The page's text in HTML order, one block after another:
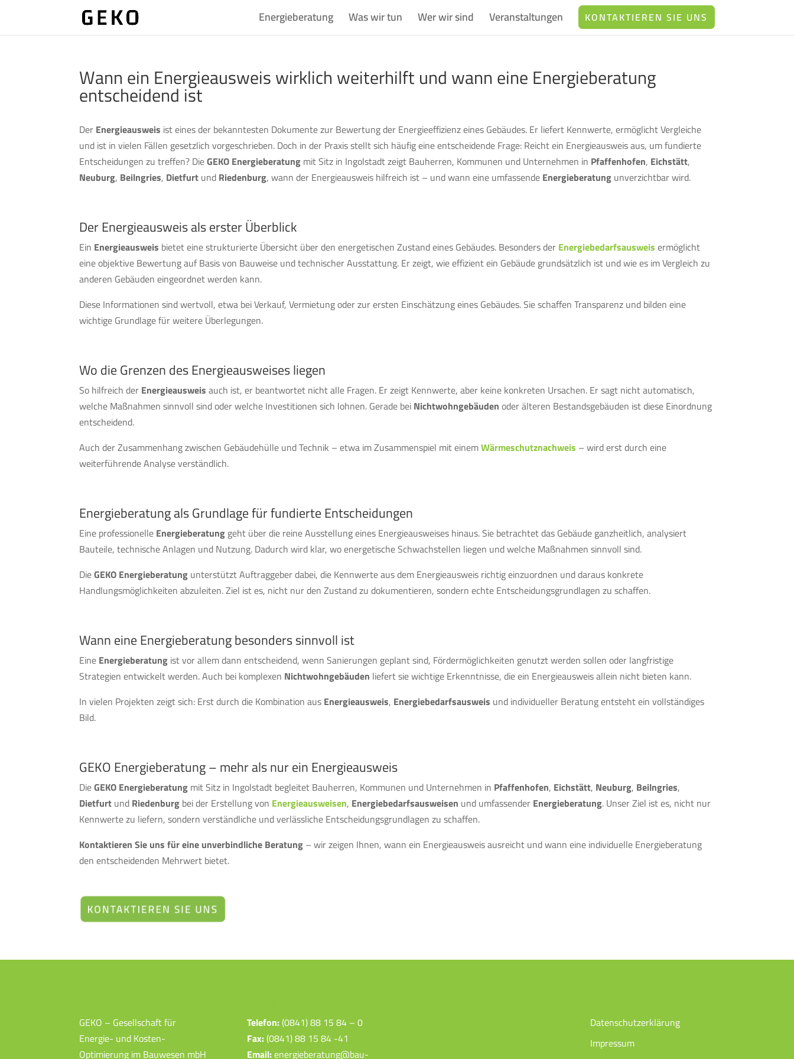
Energieberatung Was wir tun Wer wir sind Veranstaltungen KONTAKTIEREN SIE UNS
Wann ein Energieausweis wirklich weiterhilft und wann eine Energieberatung
entscheidend ist
DerEnergieausweis ist eines der bekanntesten Dokumente zur Bewertung der Energieeffizienz eines Gebäudes. Er liefert Kennwerte, ermöglicht Vergleiche
und ist in vielen Fällen gesetzlich vorgeschrieben. Doch in der Praxis stellt sich häufig eine entscheidende Frage: Reicht ein Energieausweis aus, um fundierte
Entscheidungen zu treffen? DieGEKO Energieberatungmit Sitz in Ingolstadt zeigt Bauherren, Kommunen und Unternehmen in Pfaffenhofen, Eichstätt,
Neuburg, Beilngries, DietfurtundRiedenburg, wann der Energieausweis hilfreich ist – und wann eine umfassendeEnergieberatungunverzichtbar wird.
Der Energieausweis als erster Überblick
Ein Energieausweis bietet eine strukturierte Übersicht über den energetischen Zustand eines Gebäudes. Besonders derEnergiebedarfsausweisermöglicht
eine objektive Bewertung auf Basis von Bauweise und technischer Ausstattung. Er zeigt, wie effizient ein Gebäude grundsätzlich ist und wie es im Vergleich zu
anderen Gebäuden eingeordnet werden kann.
Diese Informationen sind wertvoll, etwa bei Verkauf, Vermietung oder zur ersten Einschätzung eines Gebäudes. Sie schaffen Transparenz und bilden eine
wichtige Grundlage für weitere Überlegungen.
Wo die Grenzen des Energieausweises liegen
So hilfreich derEnergieausweisauch ist, er beantwortet nicht alle Fragen. Er zeigt Kennwerte, aber keine konkreten Ursachen. Er sagt nicht automatisch,
welche Maßnahmen sinnvoll sind oder welche Investitionen sich lohnen. Gerade beiNichtwohngebäudenoder älteren Bestandsgebäuden ist diese Einordnung
entscheidend.
Auch der Zusammenhang zwischen Gebäudehülle und Technik – etwa im Zusammenspiel mit einemWärmeschutznachweis – wird erst durch eine
weiterführende Analyse verständlich.
Energieberatung als Grundlage für fundierte Entscheidungen
Eine professionelleEnergieberatunggeht über die reine Ausstellung eines Energieausweises hinaus. Sie betrachtet das Gebäude ganzheitlich, analysiert
Bauteile, technische Anlagen und Nutzung. Dadurch wird klar, wo energetische Schwachstellen liegen und welche Maßnahmen sinnvoll sind.
DieGEKO Energieberatungunterstützt Auftraggeber dabei, die Kennwerte aus dem Energieausweis richtig einzuordnen und daraus konkrete
Handlungsmöglichkeiten abzuleiten. Ziel ist es, nicht nur den Zustand zu dokumentieren, sondern echte Entscheidungsgrundlagen zu schaffen.
Wann eine Energieberatung besonders sinnvoll ist
EineEnergieberatungist vor allem dann entscheidend, wenn Sanierungen geplant sind, Fördermöglichkeiten genutzt werden sollen oder langfristige
Strategien entwickelt werden. Auch bei komplexen Nichtwohngebäuden liefert sie wichtige Erkenntnisse, die ein Energieausweis allein nicht bieten kann.
In vielen Projekten zeigt sich: Erst durch die Kombination ausEnergieausweis, Energiebedarfsausweis und individueller Beratung entsteht ein vollständiges
Bild.
GEKO Energieberatung – mehr als nur ein Energieausweis
DieGEKO Energieberatungmit Sitz in Ingolstadt begleitet Bauherren, Kommunen und Unternehmen in Pfaffenhofen, Eichstätt, Neuburg, Beilngries,
DietfurtundRiedenburgbei der Erstellung von Energieausweisen, Energiebedarfsausweisen und umfassenderEnergieberatung. Unser Ziel ist es, nicht nur
Kennwerte zu liefern, sondern verständliche und verlässliche Entscheidungsgrundlagen zu schaffen.
Kontaktieren Sie uns für eine unverbindliche Beratung– wir zeigen Ihnen, wann ein Energieausweis ausreicht und wann eine individuelle Energieberatung
den entscheidenden Mehrwert bietet.
GEKO – Gesellschaft für
Energie- und Kosten-
Optimierung im Bauwesen mbH
Telefon:(0841) 88 15 84 – 0
Fax:(0841) 88 15 84 -41
Email:energieberatung@bau-
Datenschutzerklärung
Impressum